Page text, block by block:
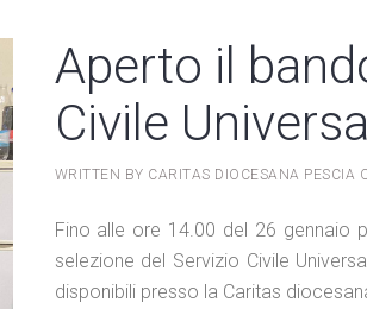
Aperto il
Civile
WRITTEN BY CARITAS DIOCESANA PESCIA
Fino alle ore 14.00 del 26 gennaio
selezione del Servizio Civile
disponibili presso la Caritas